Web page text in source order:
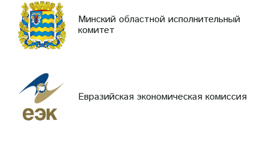
Минский областной исполнительный
комитет
Евразийская экономическая комиссия